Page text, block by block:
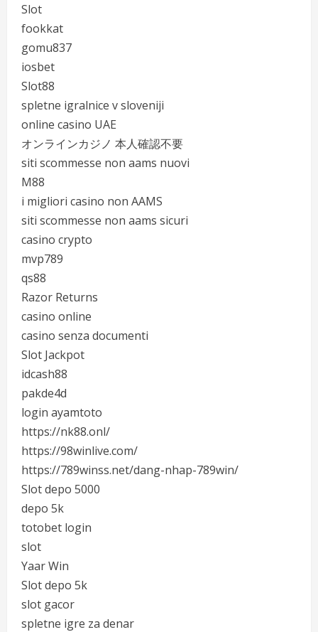
Slot
fookkat
gomu837
iosbet
Slot88
spletne igralnice v sloveniji
online casino UAE
オンラインカジノ 本人確認不要
siti scommesse non aams nuovi
M88
i migliori casino non AAMS
siti scommesse non aams sicuri
casino crypto
mvp789
qs88
Razor Returns
casino online
casino senza documenti
Slot Jackpot
idcash88
pakde4d
login ayamtoto
https://nk88.onl/
https://98winlive.com/
https://789winss.net/dang-nhap-789win/
Slot depo 5000
depo 5k
totobet login
slot
Yaar Win
Slot depo 5k
slot gacor
spletne igre za denar